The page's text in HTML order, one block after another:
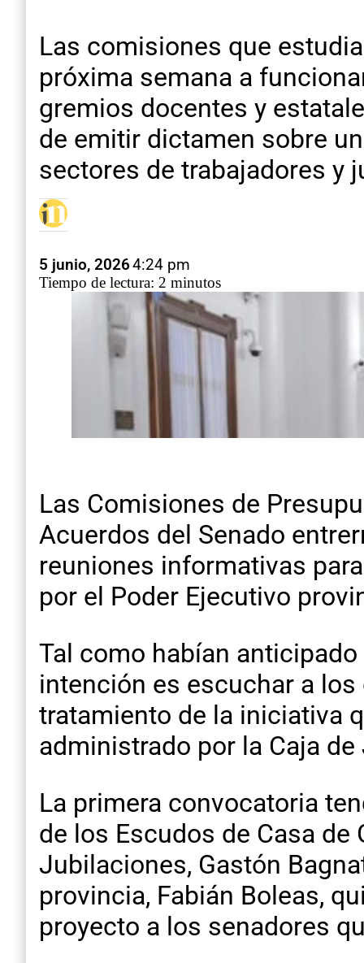
Las comisiones que
próxima semana a
gremios docentes y
de emitir dictamen sobre
sectores de trabajadores y
5 junio, 20264:24 pm
Tiempo de lectura: 2 minutos
Las Comisiones de
Acuerdos del Senado
reuniones informativas
por el Poder Ejecutivo
Tal como habían
intención es escuchar a
tratamiento de la iniciativa
administrado por la Caja
La primera convocatoria
de los Escudos de Casa
Jubilaciones, Gastón
provincia, Fabián Boleas,
proyecto a los senadores